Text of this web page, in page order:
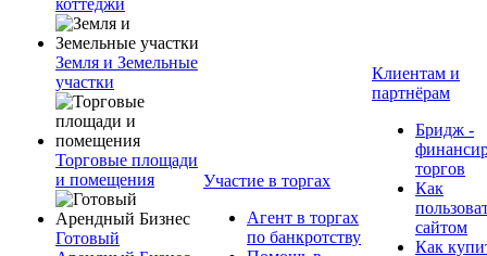
коттеджи
Земля и Земельные
участки
Торговые площади
и помещения
Готовый
Участие в торгах
Агент в торгах
по банкротству
Клиентам и
партнёрам
Бридж -
торгов
Как
сайтом
Как